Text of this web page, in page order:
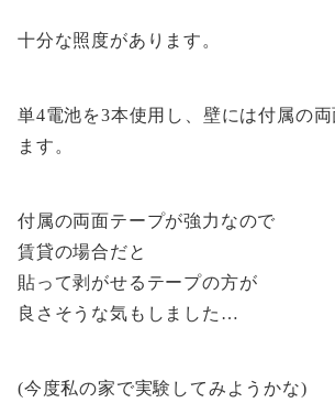
十分な照度があります。
単4電池を3本使用し、壁には付属の
ます。
付属の両面テープが強力なので
賃貸の場合だと
貼って剥がせるテープの方が
良さそうな気もしました…
(今度私の家で実験してみようかな)